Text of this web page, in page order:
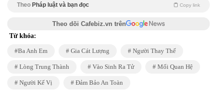
Theo Pháp luật và bạn đọc Copy link
Theo dõi Cafebiz.vn trên
Từ khóa:
Ba Anh Em Gia Cát Lượng Người Thay Thế
Lòng Trung Thành Vào Sinh Ra Tử Mối Quan Hệ
Người Kế Vị Đảm Bảo An Toàn